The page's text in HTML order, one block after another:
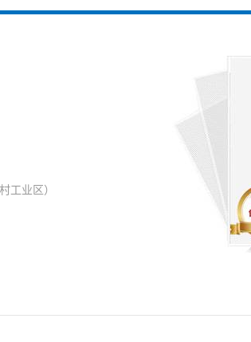
工业区）